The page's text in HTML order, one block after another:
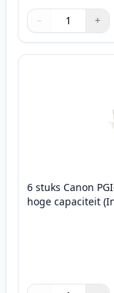
Aantal
Gebruik de
− +
Aantal 1
6 stuks Canon
hoge capaciteit